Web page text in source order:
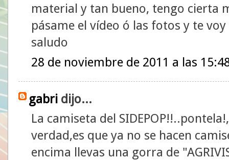
material y tan bueno, tengo cierta
pásame el vídeo ó las fotos y te
saludo
28 de noviembre de 2011 a las
gabri dijo...
La camiseta del
verdad,es que ya no se hacen
encima llevas una gorra de